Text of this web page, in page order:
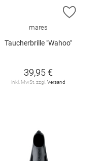
HINZUFÜGEN
ZUR
mares
Taucherbrille "Wahoo"
39,95 €
inkl. MwSt. zzgl. Versand